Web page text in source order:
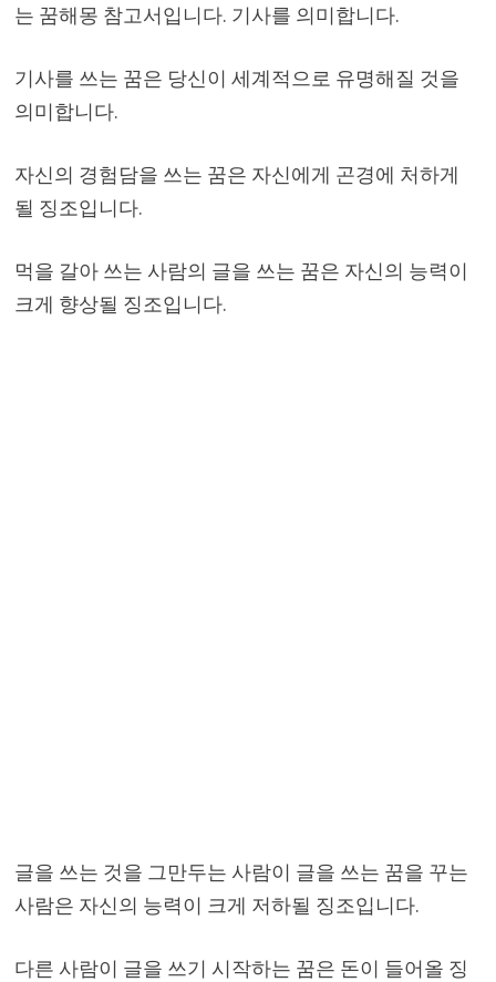
는 꿈해몽 참고서입니다. 기사를 의미합니다.
기사를 쓰는 꿈은 당신이 세계적으로 유명해질 것을
의미합니다.
자신의 경험담을 쓰는 꿈은 자신에게 곤경에 처하게
될 징조입니다.
먹을 갈아 쓰는 사람의 글을 쓰는 꿈은 자신의 능력이
크게 향상될 징조입니다.
글을 쓰는 것을 그만두는 사람이 글을 쓰는 꿈을 꾸는
사람은 자신의 능력이 크게 저하될 징조입니다.
다른 사람이 글을 쓰기 시작하는 꿈은 돈이 들어올 징